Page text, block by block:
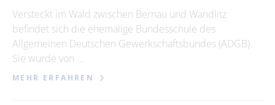
bis
alle Kategorien
Kategorie
Versteckt im Wald zwischen Bernau und Wandlitz
befindet sich die ehemalige Bundesschule des
Allgemeinen Deutschen Gewerkschaftsbundes (ADGB).
Sie wurde von …
MEHR ERFAHREN